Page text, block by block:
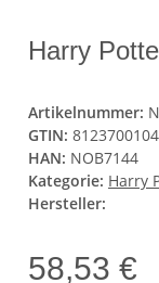
Harry
Artikelnummer:
GTIN:
HAN: NOB7144
Kategorie: Harry
Hersteller:
58,53 €